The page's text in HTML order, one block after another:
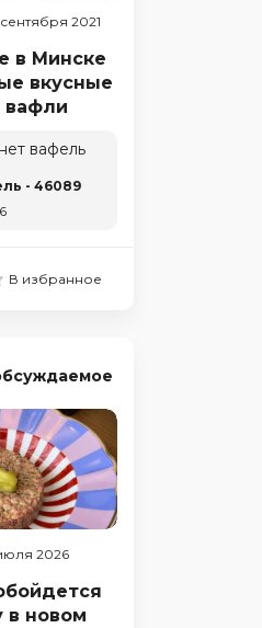
2021
в Минске
вкусные
вафли
вафель
- 46089
В избранное
2026
в новом